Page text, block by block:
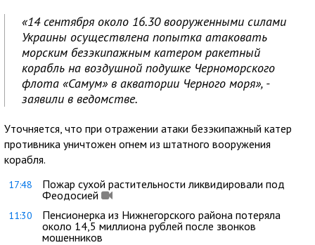
«14 сентября около 16.30 вооруженными силами
Украины осуществлена попытка атаковать
морским безэкипажным катером ракетный
корабль на воздушной подушке Черноморского
флота «Самум» в акватории Черного моря», -
заявили в ведомстве.
Уточняется, что при отражении атаки безэкипажный катер
противника уничтожен огнем из штатного вооружения
корабля.
17:48
Пожар сухой растительности ликвидировали под
Феодосией
11:30
Пенсионерка из Нижнегорского района потеряла
около 14,5 миллиона рублей после звонков
мошенников